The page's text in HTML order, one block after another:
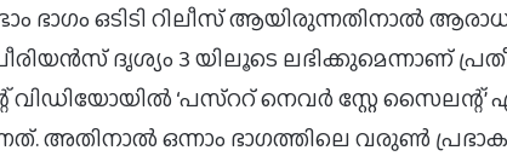
ഭാഗം ഒടിടി റിലീസ് ആയിരുന്നതിനാൽ
ദൃശ്യം 3 യിലൂടെ ലഭിക്കുമെന്നാണ്
‘പസ്ററ് നെവർ സ്റ്റേ സൈലന്റ്’
അതിനാൽ ഒന്നാം ഭാഗത്തിലെ വരുൺ